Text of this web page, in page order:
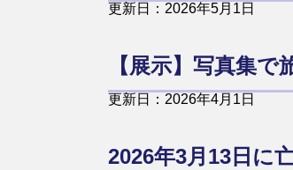
更新日：2026年5月1日
【展示】写真集で
更新日：2026年4月1日
2026年3月13日に